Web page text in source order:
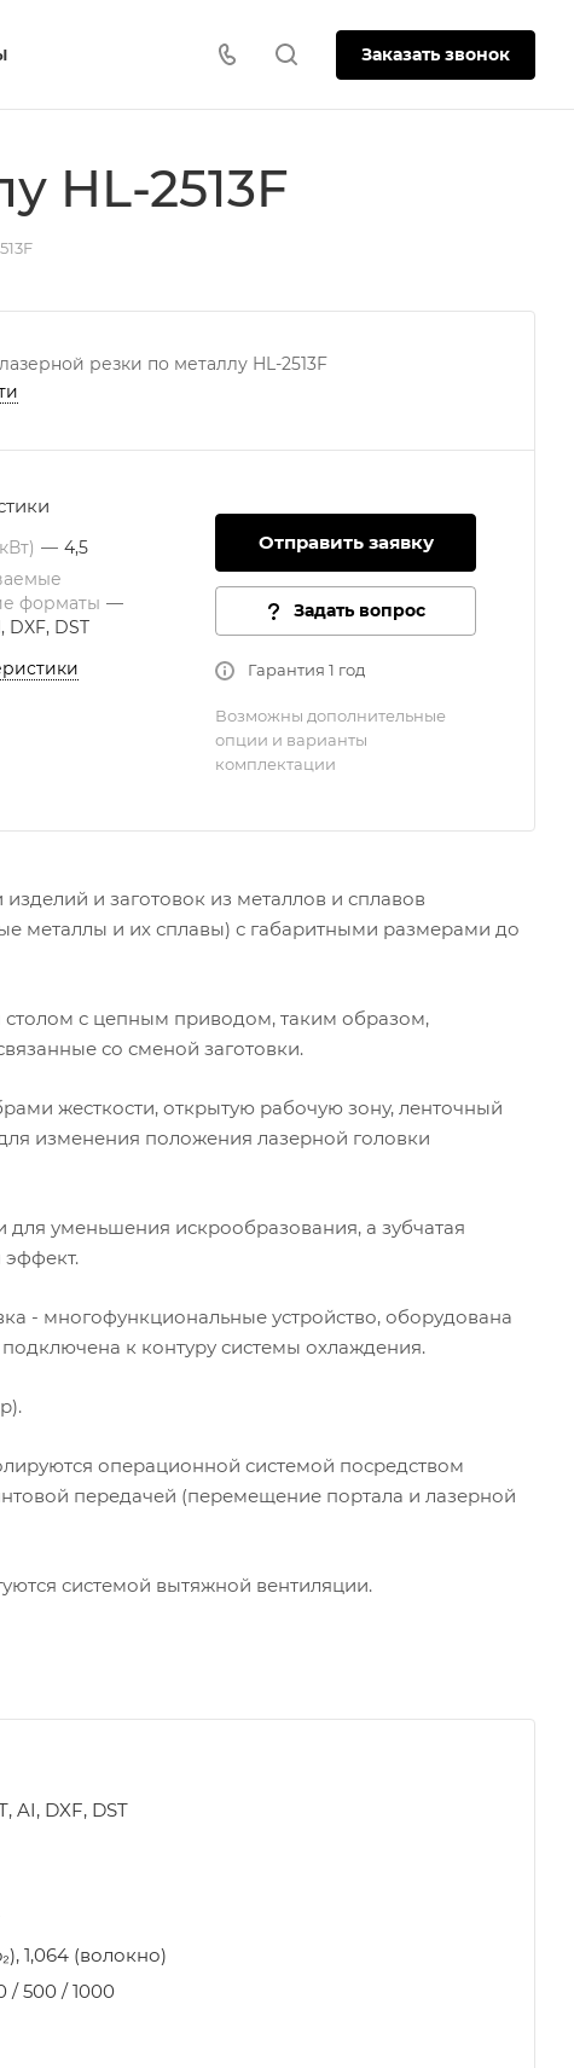
Заказать звонок
HL-2513F
резки по металлу HL-2513F
— 4,5
форматы —
DXF, DST
Отправить заявку
Задать вопрос
Гарантия 1 год
Возможны дополнительные
опции и варианты
комплектации
и заготовок из металлов и сплавов
металлы и их сплавы) с габаритными размерами до
с цепным приводом, таким образом,
со сменой заготовки.
жесткости, открытую рабочую зону, ленточный
изменения положения лазерной головки
уменьшения искрообразования, а зубчатая
эффект.
- многофункциональные устройство, оборудована
к контуру системы охлаждения.
операционной системой посредством
передачей (перемещение портала и лазерной
системой вытяжной вентиляции.
AI, DXF, DST
1,064 (волокно)
/ 500 / 1000